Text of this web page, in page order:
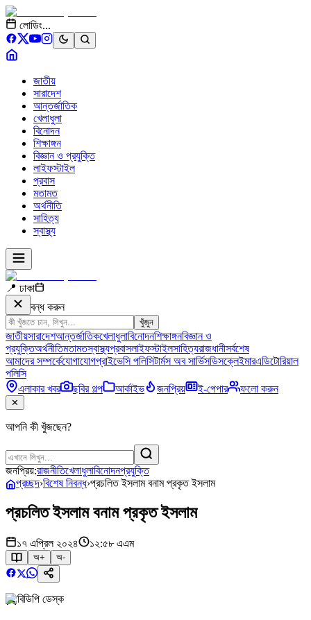
লোডিং...
জাতীয়
সারাদেশ
আন্তর্জাতিক
খেলাধুলা
বিনোদন
শিক্ষাঙ্গন
বিজ্ঞান ও প্রযুক্তি
লাইফস্টাইল
প্রবাস
মতামত
অর্থনীতি
সাহিত্য
স্বাস্থ্য
📍 ঢাকা
বন্ধ করুন
খুঁজুন
জাতীয়সারাদেশআন্তর্জাতিকখেলাধুলাবিনোদনশিক্ষাঙ্গনবিজ্ঞান ও
প্রযুক্তিঅর্থনীতিমতামতস্বাস্থ্যপ্রবাসলাইফস্টাইলসাহিত্যরাজধানীসর্বশেষ
আমাদের সম্পর্কেযোগাযোগপ্রাইভেসি পলিসিটার্মস অব সার্ভিসডিসক্লেইমারএডিটোরিয়াল
পলিসি
এলাকার খবর
ছবির গল্প আর্কাইভ জনপ্রিয় ই-পেপার ফলো করুন
✕
আপনি কী খুঁজছেন?
জনপ্রিয়:রাজনীতিখেলাধুলাবিনোদনপ্রযুক্তি
প্রচ্ছদ›বিশেষ নিবন্ধ›প্রচলিত ইসলাম বনাম প্রকৃত ইসলাম
প্রচলিত ইসলাম বনাম প্রকৃত ইসলাম
১৭ এপ্রিল ২০২৪ ১২:৫৮ এএম
অ+ অ-
বিডিপি ডেস্ক